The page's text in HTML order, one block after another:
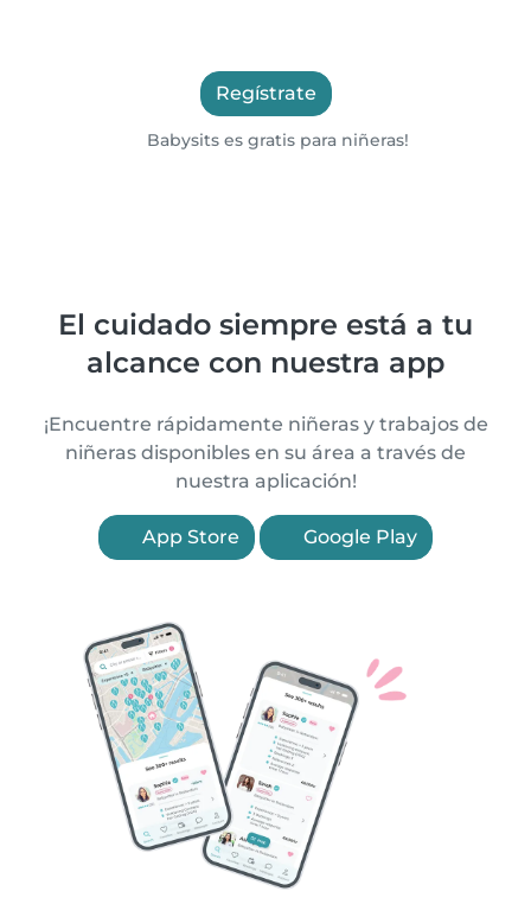
Regístrate
Babysits es gratis para niñeras!
El cuidado siempre está a tu
alcance con nuestra app
¡Encuentre rápidamente niñeras y trabajos de
niñeras disponibles en su área a través de
nuestra aplicación!
App Store Google Play